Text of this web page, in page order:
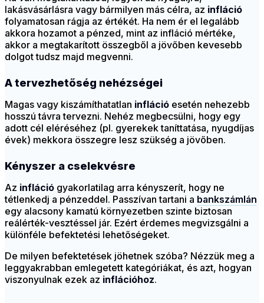
lakásvásárlásra vagy bármilyen más célra, az infláció
folyamatosan rágja az értékét. Ha nem ér el legalább
akkora hozamot a pénzed, mint az infláció mértéke,
akkor a megtakarított összegből a jövőben kevesebb
dolgot tudsz majd megvenni.
A tervezhetőség nehézségei
Magas vagy kiszámíthatatlan infláció esetén nehezebb
hosszú távra tervezni. Nehéz megbecsülni, hogy egy
adott cél eléréséhez (pl. gyerekek taníttatása, nyugdíjas
évek) mekkora összegre lesz szükség a jövőben.
Kényszer a cselekvésre
Az infláció gyakorlatilag arra kényszerít, hogy ne
tétlenkedj a pénzeddel. Passzívan tartani a bankszámlán
egy alacsony kamatú környezetben szinte biztosan
reálérték-vesztéssel jár. Ezért érdemes megvizsgálni a
különféle befektetési lehetőségeket.
De milyen befektetések jöhetnek szóba? Nézzük meg a
leggyakrabban emlegetett kategóriákat, és azt, hogyan
viszonyulnak ezek az inflációhoz.